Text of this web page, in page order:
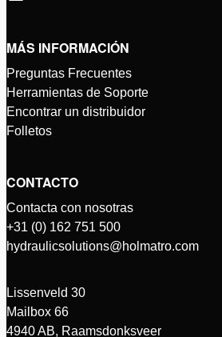
MÁS INFORMACIÓN
Preguntas Frecuentes
Herramientas de Soporte
Encontrar un distribuidor
Folletos
CONTACTO
Contacta con nosotras
+31 (0) 162 751 500
hydraulicsolutions@holmatro.com
Lissenveld 30
Mailbox 66
4940 AB, Raamsdonksveer